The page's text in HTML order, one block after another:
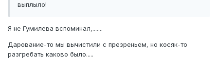
выплыло!
Я не Гумилева вспоминал,.......
Дарование-то мы вычистили с презреньем, но косяк-то
разгребать каково было.....